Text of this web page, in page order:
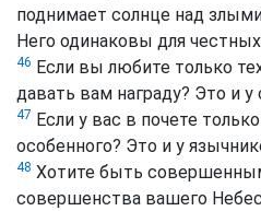
поднимает солнце над
Него одинаковы для
46 Если вы любите только
давать вам награду? Это и
47 Если у вас в почете
особенного? Это и у
48 Хотите быть
совершенства вашего